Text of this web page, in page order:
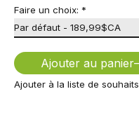
Faire un choix: *
Ajouter au panier
Ajouter à la liste de souhaits